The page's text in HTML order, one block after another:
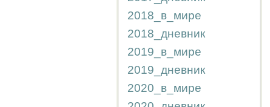
2018_в_мире
2018_дневник
2019_в_мире
2019_дневник
2020_в_мире